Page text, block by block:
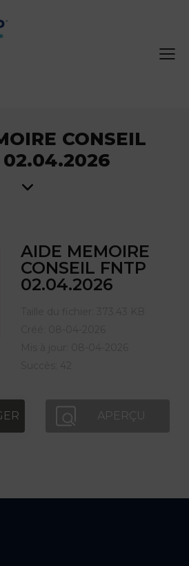
CONSEIL
02.04.2026
AIDE MEMOIRE
CONSEIL FNTP
02.04.2026
APERÇU